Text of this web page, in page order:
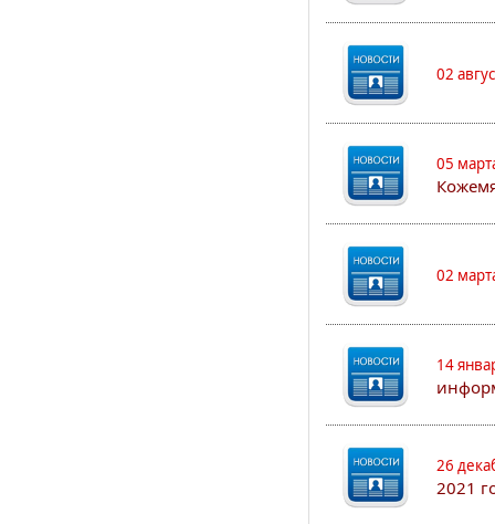
02
05
02
14
26
2021